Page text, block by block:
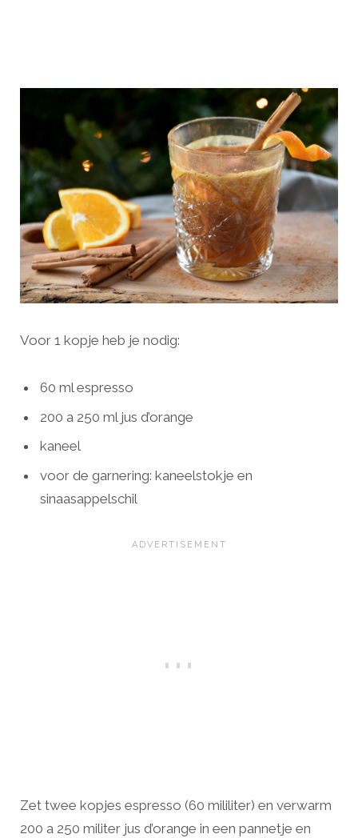
Voor 1 kopje heb je nodig:
60 ml espresso
200 a 250 ml jus d’orange
kaneel
voor de garnering: kaneelstokje en
sinaasappelschil
Zet twee kopjes espresso (60 mililiter) en verwarm
200 a 250 militer jus d’orange in een pannetje en